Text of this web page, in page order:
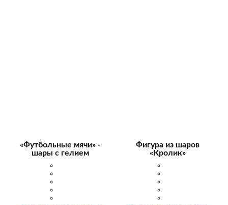
«Футбольные мячи» -
шары с гелием
Фигура из шаров
«Кролик»